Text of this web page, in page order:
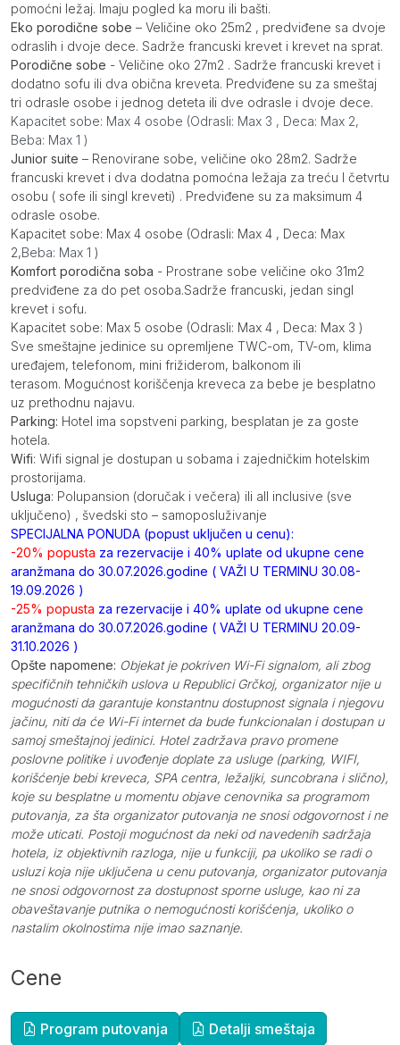
pomoćni ležaj. Imaju pogled ka moru ili bašti.
Eko porodične sobe – Veličine oko 25m2 , predviđene sa dvoje
odraslih i dvoje dece. Sadrže francuski krevet i krevet na sprat.
Porodične sobe - Veličine oko 27m2 . Sadrže francuski krevet i
dodatno sofu ili dva obična kreveta. Predviđene su za smeštaj
tri odrasle osobe i jednog deteta ili dve odrasle i dvoje dece.
Kapacitet sobe: Max 4 osobe (Odrasli: Max 3 , Deca: Max 2,
Beba: Max 1 )
Junior suite – Renovirane sobe, veličine oko 28m2. Sadrže
francuski krevet i dva dodatna pomoćna ležaja za treću I četvrtu
osobu ( sofe ili singl kreveti) . Predviđene su za maksimum 4
odrasle osobe.
Kapacitet sobe: Max 4 osobe (Odrasli: Max 4 , Deca: Max
2,Beba: Max 1 )
Komfort porodična soba - Prostrane sobe veličine oko 31m2
predviđene za do pet osoba.Sadrže francuski, jedan singl
krevet i sofu.
Kapacitet sobe: Max 5 osobe (Odrasli: Max 4 , Deca: Max 3 )
Sve smeštajne jedinice su opremljene TWC-om, TV-om, klima
uređajem, telefonom, mini frižiderom, balkonom ili
terasom. Mogućnost koriščenja kreveca za bebe je besplatno
uz prethodnu najavu.
Parking: Hotel ima sopstveni parking, besplatan je za goste
hotela.
Wifi: Wifi signal je dostupan u sobama i zajedničkim hotelskim
prostorijama.
Usluga: Polupansion (doručak i večera) ili all inclusive (sve
uključeno) , švedski sto – samoposluživanje
SPECIJALNA PONUDA (popust uključen u cenu):
-20% popusta za rezervacije i 40% uplate od ukupne cene
aranžmana do 30.07.2026.godine ( VAŽI U TERMINU 30.08-
19.09.2026 )
-25% popusta za rezervacije i 40% uplate od ukupne cene
aranžmana do 30.07.2026.godine ( VAŽI U TERMINU 20.09-
31.10.2026 )
Opšte napomene: Objekat je pokriven Wi-Fi signalom, ali zbog
specifičnih tehničkih uslova u Republici Grčkoj, organizator nije u
mogućnosti da garantuje konstantnu dostupnost signala i njegovu
jačinu, niti da će Wi-Fi internet da bude funkcionalan i dostupan u
samoj smeštajnoj jedinici. Hotel zadržava pravo promene
poslovne politike i uvođenje doplate za usluge (parking, WIFI,
korišćenje bebi kreveca, SPA centra, ležaljki, suncobrana i slično),
koje su besplatne u momentu objave cenovnika sa programom
putovanja, za šta organizator putovanja ne snosi odgovornost i ne
može uticati. Postoji mogućnost da neki od navedenih sadržaja
hotela, iz objektivnih razloga, nije u funkciji, pa ukoliko se radi o
usluzi koja nije uključena u cenu putovanja, organizator putovanja
ne snosi odgovornost za dostupnost sporne usluge, kao ni za
obaveštavanje putnika o nemogućnosti korišćenja, ukoliko o
nastalim okolnostima nije imao saznanje.
Cene
Dopunske informacije
Program putovanja Detalji smeštaja